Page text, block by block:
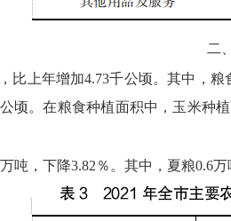
二、
比上年增加4.73千公顷。其中， 粮
顷。在粮食种植面积中， 玉米种植
吨， 下降3.82％。 其中， 夏粮0.6万